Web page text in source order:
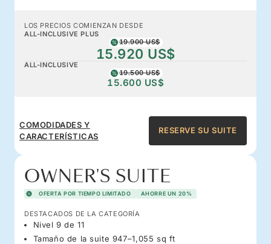
LOS PRECIOS COMIENZAN DESDE
ALL-INCLUSIVE PLUS
19.900 US$
15.920 US$
ALL-INCLUSIVE
19.500 US$
15.600 US$
COMODIDADES Y
CARACTERÍSTICAS
RESERVE SU SUITE
OWNER'S SUITE
OFERTA POR TIEMPO LIMITADO AHORRE UN 20%
DESTACADOS DE LA CATEGORÍA
Nivel 9 de 11
Tamaño de la suite 947–1,055 sq ft